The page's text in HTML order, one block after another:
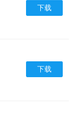
下载
下载